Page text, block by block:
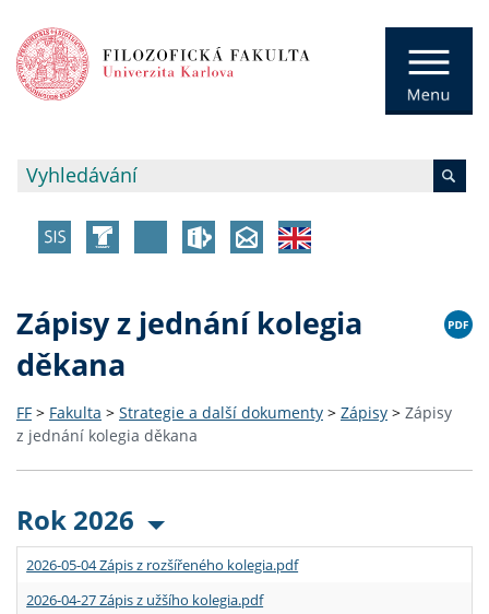
Zápisy z jednání kolegia
děkana
FF > Fakulta > Strategie a další dokumenty > Zápisy > Zápisy
z jednání kolegia děkana
Rok 2026
2026-05-04 Zápis z rozšířeného kolegia.pdf
2026-04-27 Zápis z užšího kolegia.pdf